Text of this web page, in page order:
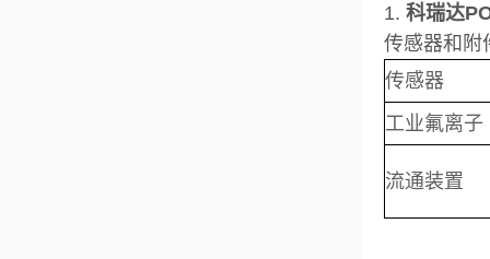
1. 科瑞达
传感器和附
传感器
工业氟离
流通装置